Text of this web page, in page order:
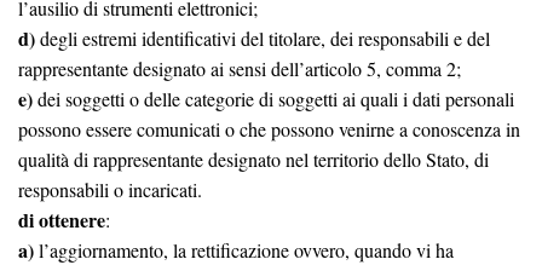
l’ausilio di strumenti elettronici;
d)degli estremi identificativi del titolare, dei responsabili e del
rappresentante designato ai sensi dell’articolo 5, comma 2;
e)dei soggetti o delle categorie di soggetti ai quali i dati personali
possono essere comunicati o che possono venirne a conoscenza in
qualità di rappresentante designato nel territorio dello Stato, di
responsabili o incaricati.
di ottenere:
a)l’aggiornamento, la rettificazione ovvero, quando vi ha